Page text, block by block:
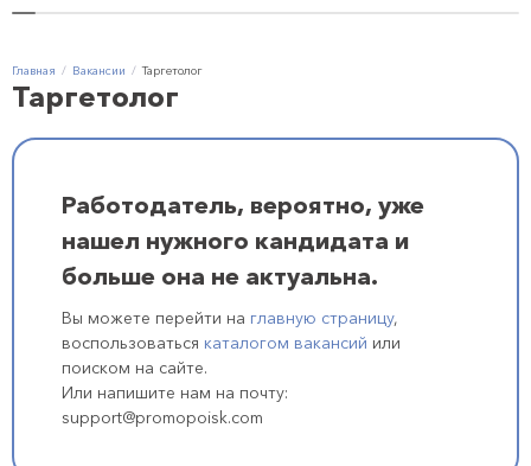
Главная Вакансии Таргетолог
Таргетолог
Работодатель, вероятно, уже
нашел нужного кандидата и
больше она не актуальна.
Вы можете перейти на главную страницу,
воспользоваться каталогом вакансий или
поиском на сайте.
Или напишите нам на почту:
support@promopoisk.com